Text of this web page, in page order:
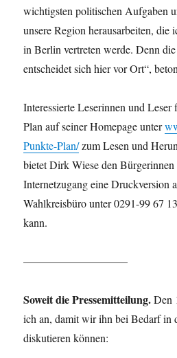
wichtigsten politischen Aufgaben
unsere Region herausarbeiten, die
in Berlin vertreten werde. Denn
entscheidet sich hier vor Ort“,
Interessierte Leserinnen und
Plan auf seiner Homepage unter
Punkte-Plan/zum Lesen und
bietet Dirk Wiese den
Internetzugang eine Druckversion
Wahlkreisbüro unter 0291-99 67
kann.
—————————–
Soweit die Pressemitteilung.Den
ich an, damit wir ihn bei Bedarf in
diskutieren können: